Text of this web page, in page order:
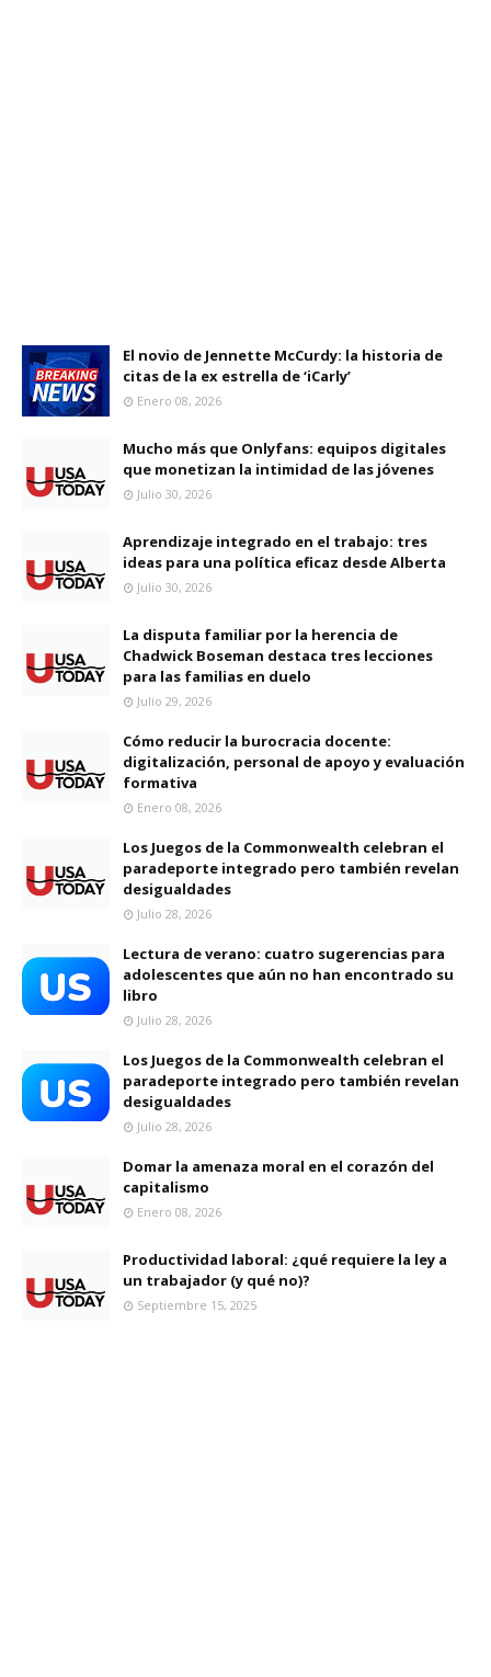
El novio de Jennette McCurdy: la historia de
citas de la ex estrella de ‘iCarly’
Enero 08, 2026
Mucho más que Onlyfans: equipos digitales
que monetizan la intimidad de las jóvenes
Julio 30, 2026
Aprendizaje integrado en el trabajo: tres
ideas para una política eficaz desde Alberta
Julio 30, 2026
La disputa familiar por la herencia de
Chadwick Boseman destaca tres lecciones
para las familias en duelo
Julio 29, 2026
Cómo reducir la burocracia docente:
digitalización, personal de apoyo y evaluación
formativa
Enero 08, 2026
Los Juegos de la Commonwealth celebran el
paradeporte integrado pero también revelan
desigualdades
Julio 28, 2026
Lectura de verano: cuatro sugerencias para
adolescentes que aún no han encontrado su
libro
Julio 28, 2026
Los Juegos de la Commonwealth celebran el
paradeporte integrado pero también revelan
desigualdades
Julio 28, 2026
Domar la amenaza moral en el corazón del
capitalismo
Enero 08, 2026
Productividad laboral: ¿qué requiere la ley a
un trabajador (y qué no)?
Septiembre 15, 2025